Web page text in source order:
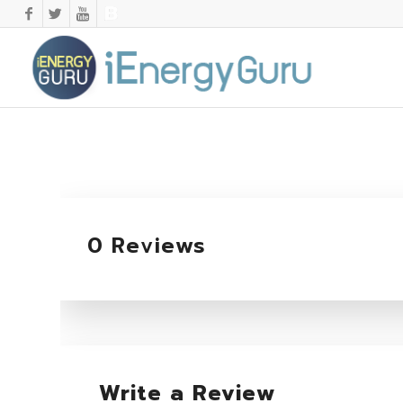
0 Reviews
Write a Review